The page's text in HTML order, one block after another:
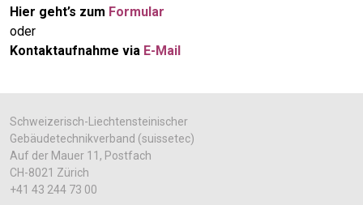
Hier geht’s zum Formular
oder
Kontaktaufnahme via E-Mail
Schweizerisch-Liechtensteinischer
Gebäudetechnikverband (suissetec)
Auf der Mauer 11, Postfach
CH-8021 Zürich
+41 43 244 73 00